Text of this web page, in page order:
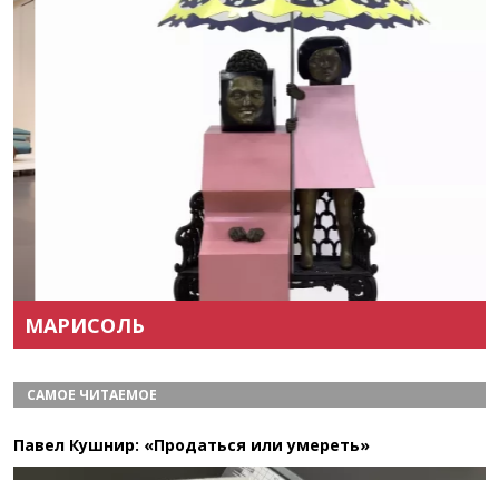
МАРИСОЛЬ
САМОЕ ЧИТАЕМОЕ
Павел Кушнир: «Продаться или умереть»